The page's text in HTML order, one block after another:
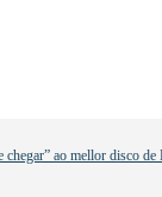
chegar” ao mellor disco